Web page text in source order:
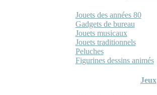
Jouets des années 80
Gadgets de bureau
Jouets musicaux
Jouets traditionnels
Peluches
Figurines dessins animés
Jeux